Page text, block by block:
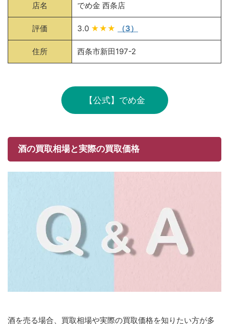
店名 でめ金 西条店
評価 3.0 ★★★ （3）
住所 西条市新田197-2
【公式】でめ金
酒の買取相場と実際の買取価格
酒を売る場合、買取相場や実際の買取価格を知りたい方が多